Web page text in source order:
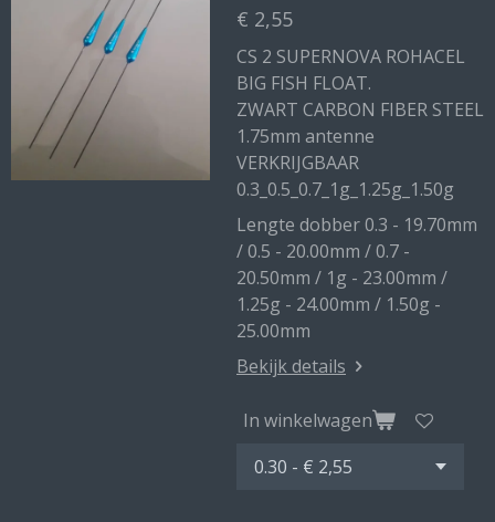
€ 2,55
CS 2 SUPERNOVA ROHACEL
BIG FISH FLOAT.
ZWART CARBON FIBER STEEL
1.75mm antenne
VERKRIJGBAAR
0.3_0.5_0.7_1g_1.25g_1.50g
Lengte dobber 0.3 - 19.70mm
/ 0.5 - 20.00mm / 0.7 -
20.50mm / 1g - 23.00mm /
1.25g - 24.00mm / 1.50g -
25.00mm
Bekijk details
In winkelwagen